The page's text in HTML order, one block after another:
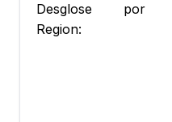
Desglose por
Region: